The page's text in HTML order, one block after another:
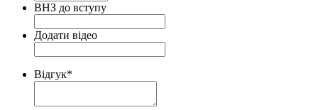
ВНЗ до вступу
Додати відео
Відгук*